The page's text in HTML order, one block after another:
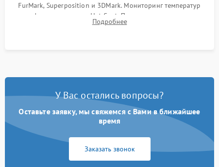
FurMark, Superposition и 3DMark. Мониторинг температур
графического чипа и Hot Spot. Проверка на отсутствие
артефактов изображения, вылетов драйвера и зависаний.
Подробнее
У Вас остались вопросы?
Оставьте заявку, мы свяжемся с Вами в ближайшее
время
Заказать звонок